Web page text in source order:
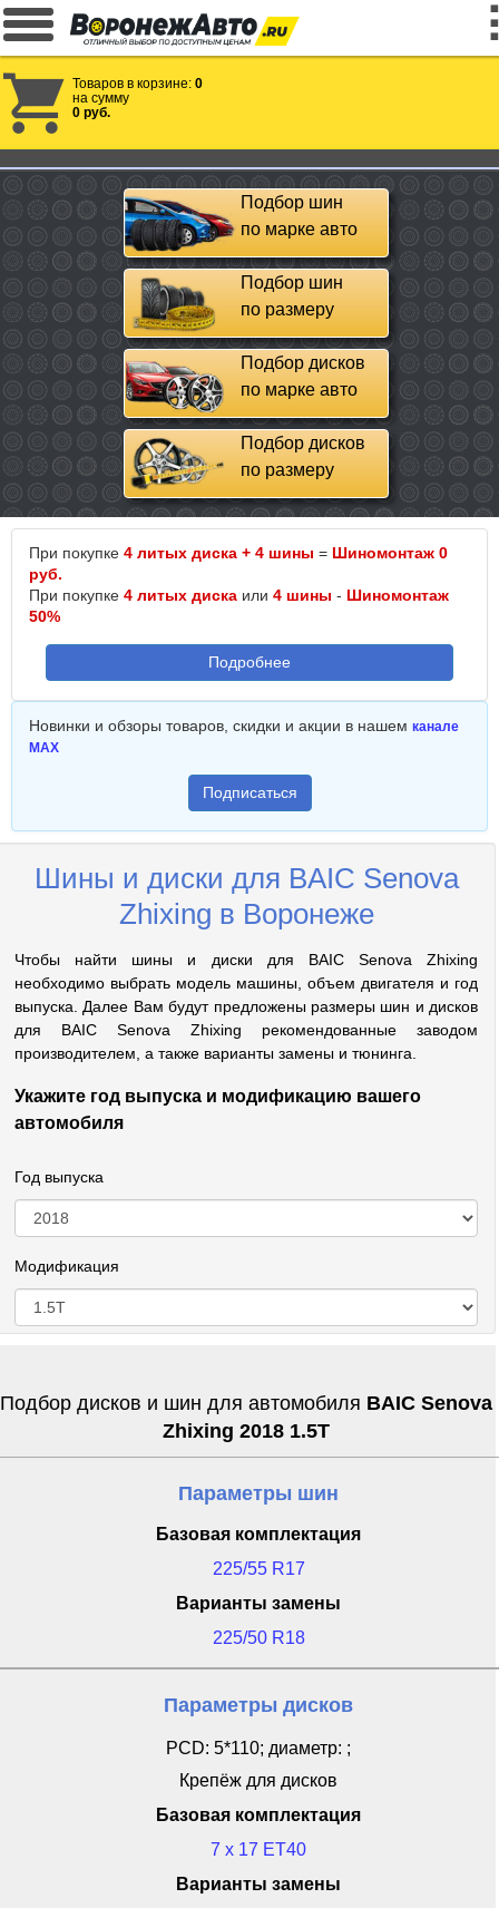
Товаров в корзине: 0
на сумму
0 руб.
Подбор шин
по марке авто
Подбор шин
по размеру
Подбор дисков
по марке авто
Подбор дисков
по размеру
При покупке 4 литых диска + 4 шины = Шиномонтаж 0
руб.
При покупке 4 литых диска или 4 шины - Шиномонтаж
50%
Подробнее
Новинки и обзоры товаров, скидки и акции в нашем канале
MAX
Подписаться
Шины и диски для BAIC Senova
Zhixing в Воронеже
Чтобы найти шины и диски для BAIC Senova Zhixing
необходимо выбрать модель машины, объем двигателя и год
выпуска. Далее Вам будут предложены размеры шин и дисков
для BAIC Senova Zhixing рекомендованные заводом
производителем, а также варианты замены и тюнинга.
Укажите год выпуска и модификацию вашего
автомобиля
Год выпуска
Модификация
Подбор дисков и шин для автомобиля BAIC Senova
Zhixing 2018 1.5T
Параметры шин
Базовая комплектация
225/55 R17
Варианты замены
225/50 R18
Параметры дисков
PCD: 5*110; диаметр: ;
Крепёж для дисков
Базовая комплектация
7 x 17 ET40
Варианты замены